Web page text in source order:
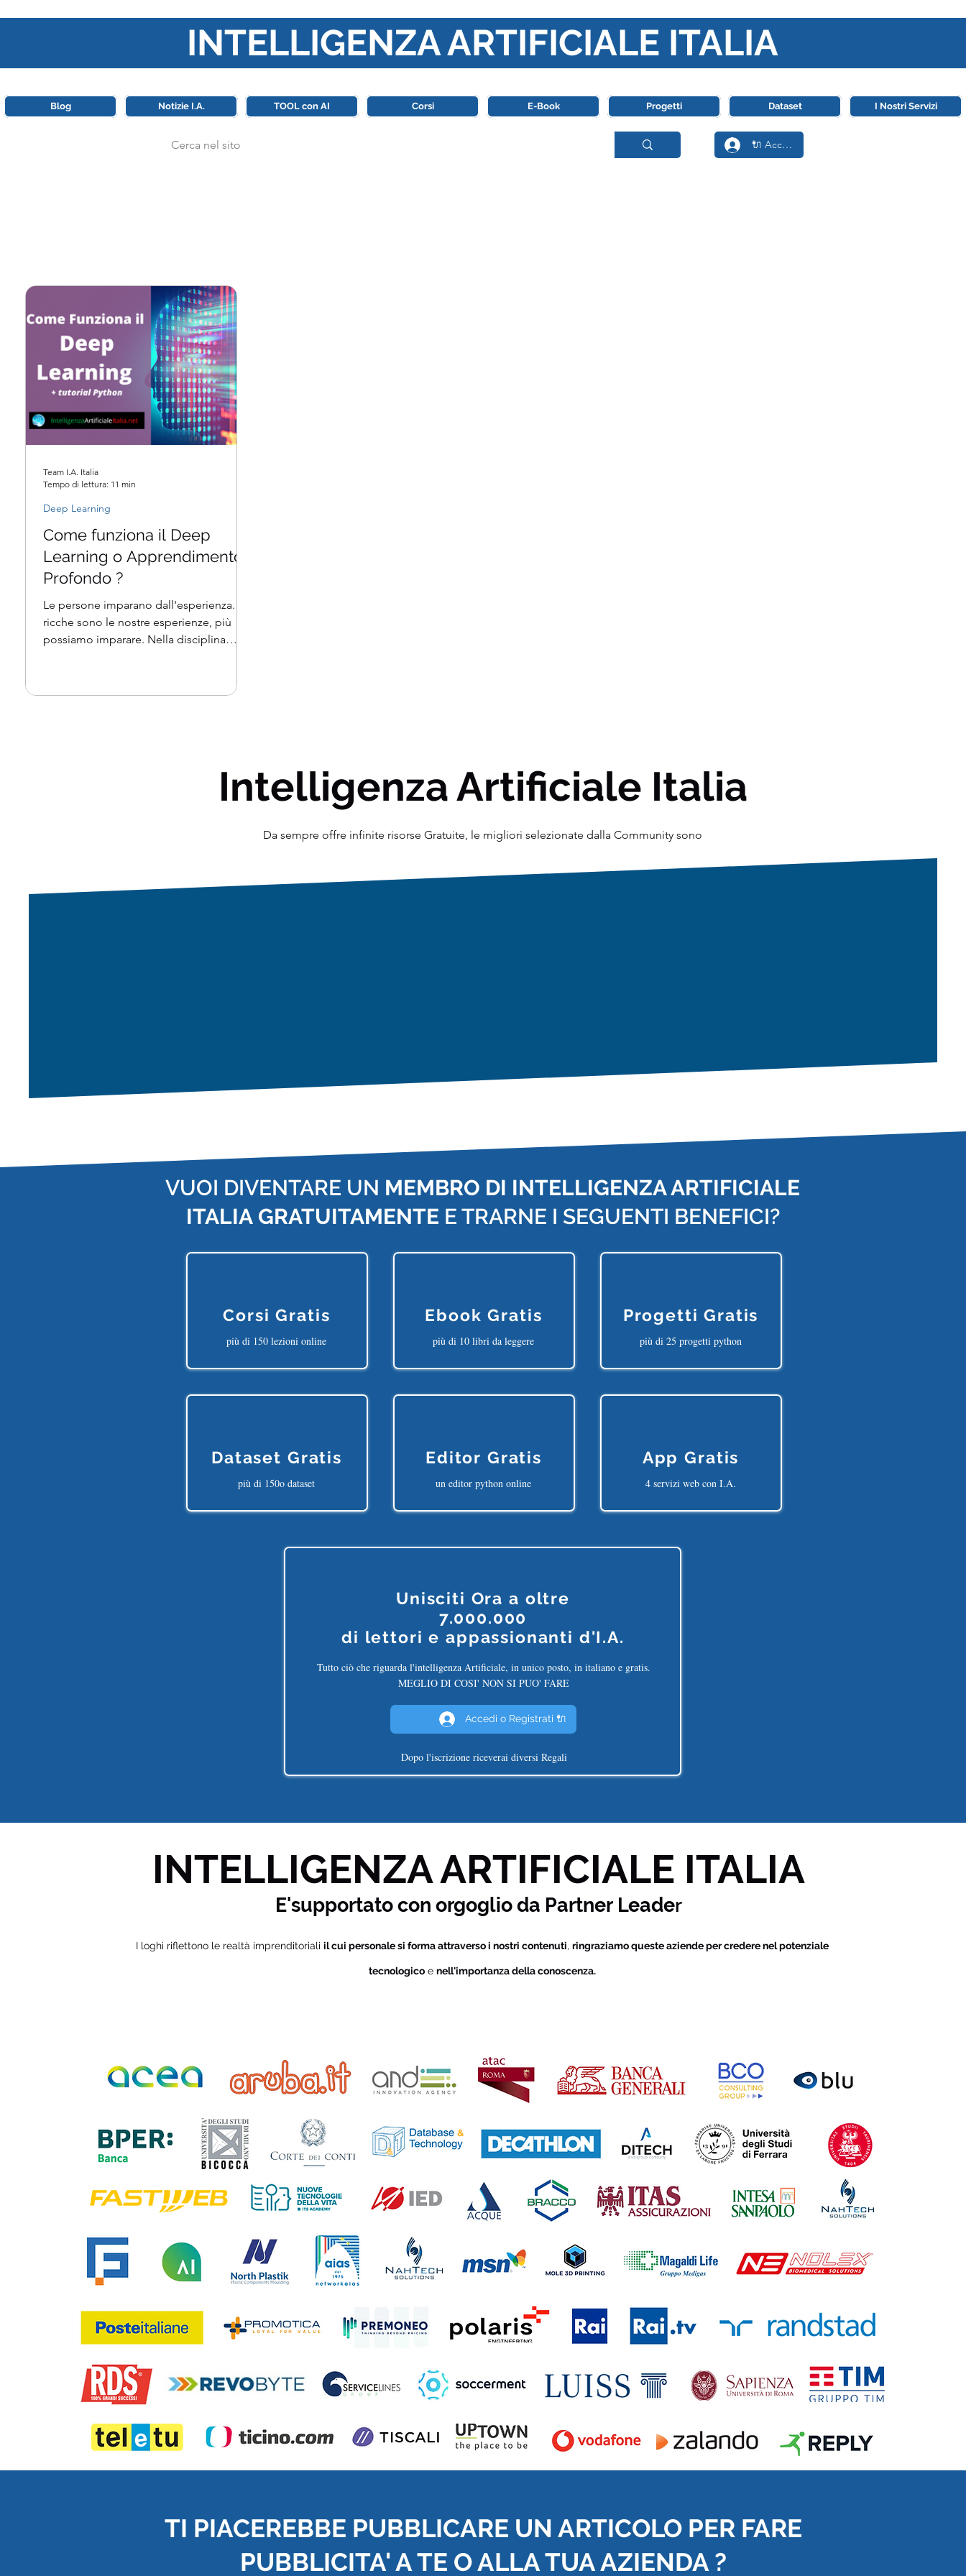
INTELLIGENZA ARTIFICIALE ITALIA
Blog Notizie I.A. TOOL con AI Corsi E-Book Progetti Dataset I Nostri Servizi
🔌 Accedi
Come funziona il Deep
Learning o Apprendimento
Profondo ?
Le persone imparano dall'esperienza. Più
ricche sono le nostre esperienze, più
possiamo imparare. Nella disciplina
Deep Learning
Team I.A. Italia
Tempo di lettura: 11 min
Intelligenza Artificiale Italia
Da sempre offre infinite risorse Gratuite, le migliori selezionate dalla Community sono
VUOI DIVENTARE UN MEMBRO DI INTELLIGENZA ARTIFICIALE
ITALIA GRATUITAMENTE E TRARNE I SEGUENTI BENEFICI?
Corsi Gratis
più di 150 lezioni online
Dataset Gratis
più di 150o dataset
Ebook Gratis
più di 10 libri da leggere
Editor Gratis
un editor python online
Progetti Gratis
più di 25 progetti python
App Gratis
4 servizi web con I.A.
Unisciti Ora a oltre
7.000.000
di lettori e appassionanti d'I.A.
Tutto ciò che riguarda l'intelligenza Artificiale, in unico posto, in italiano e gratis.
MEGLIO DI COSI' NON SI PUO' FARE
Accedi o Registrati 🔌
Dopo l'iscrizione riceverai diversi Regali
INTELLIGENZA ARTIFICIALE ITALIA
E'supportato con orgoglio da Partner Leader
I loghi riflettono le realtà imprenditoriali il cui personale si forma attraverso i nostri contenuti, ringraziamo queste aziende per credere nel potenziale
tecnologico e nell'importanza della conoscenza.
TI PIACEREBBE PUBBLICARE UN ARTICOLO PER FARE
PUBBLICITA' A TE O ALLA TUA AZIENDA ?